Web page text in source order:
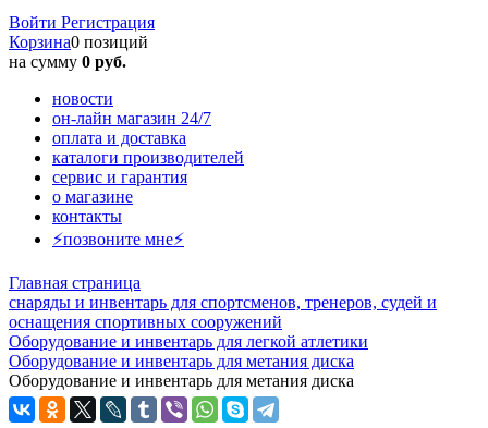
Войти Регистрация
Корзина0 позиций
на сумму 0 руб.
новости
он-лайн магазин 24/7
оплата и доставка
каталоги производителей
сервис и гарантия
о магазине
контакты
⚡позвоните мне⚡
Главная страница
снаряды и инвентарь для спортсменов, тренеров, судей и
оснащения спортивных сооружений
Оборудование и инвентарь для легкой атлетики
Оборудование и инвентарь для метания диска
Оборудование и инвентарь для метания диска